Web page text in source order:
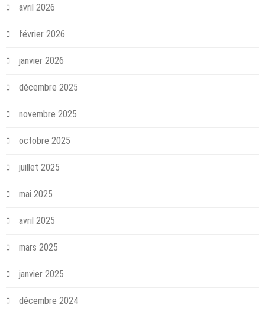
avril 2026
février 2026
janvier 2026
décembre 2025
novembre 2025
octobre 2025
juillet 2025
mai 2025
avril 2025
mars 2025
janvier 2025
décembre 2024